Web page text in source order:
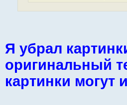
Я убрал
оригинальный
картинки могут